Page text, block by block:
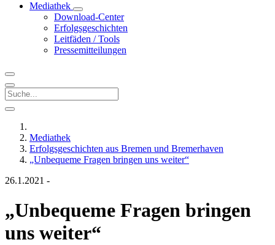
Mediathek
Download-Center
Erfolgsgeschichten
Leitfäden / Tools
Pressemitteilungen
Mediathek
Erfolgsgeschichten aus Bremen und Bremerhaven
„Unbequeme Fragen bringen uns weiter“
26.1.2021 -
„Unbequeme Fragen bringen
uns weiter“